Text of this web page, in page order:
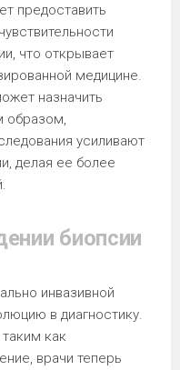
предоставить
что открывает
медицине.
назначить
образом,
усиливают
делая ее более
биопсии
инвазивной
в диагностику.
как
врачи теперь